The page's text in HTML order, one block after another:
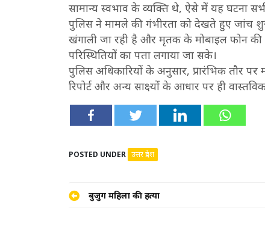
सामान्य स्वभाव के व्यक्ति थे, ऐसे में यह घटना
पुलिस ने मामले की गंभीरता को देखते हुए जांच
खंगाली जा रही है और मृतक के मोबाइल फोन
परिस्थितियों का पता लगाया जा सके।
पुलिस अधिकारियों के अनुसार, प्रारंभिक तौर पर
रिपोर्ट और अन्य साक्ष्यों के आधार पर ही वास्तविक
POSTED UNDER उत्तर प्रदेश
Postबुजुर्ग महिला की हत्या